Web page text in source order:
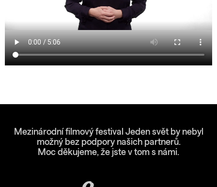
Mezinárodní filmový festival Jeden svět by nebyl
možný bez podpory našich partnerů.
Moc děkujeme, že jste v tom s námi.